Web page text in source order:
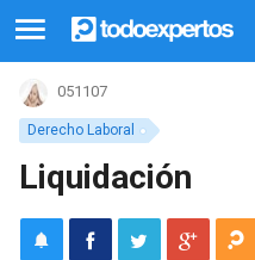
Derecho Laboral
051107
Liquidación